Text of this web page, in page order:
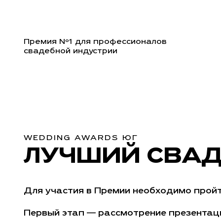
Премия Nº1 для профессионалов
свадебной индустрии
WEDDING AWARDS ЮГ
ЛУЧШИЙ
Для участия в Премии необходимо
Первый этап — рассмотрение